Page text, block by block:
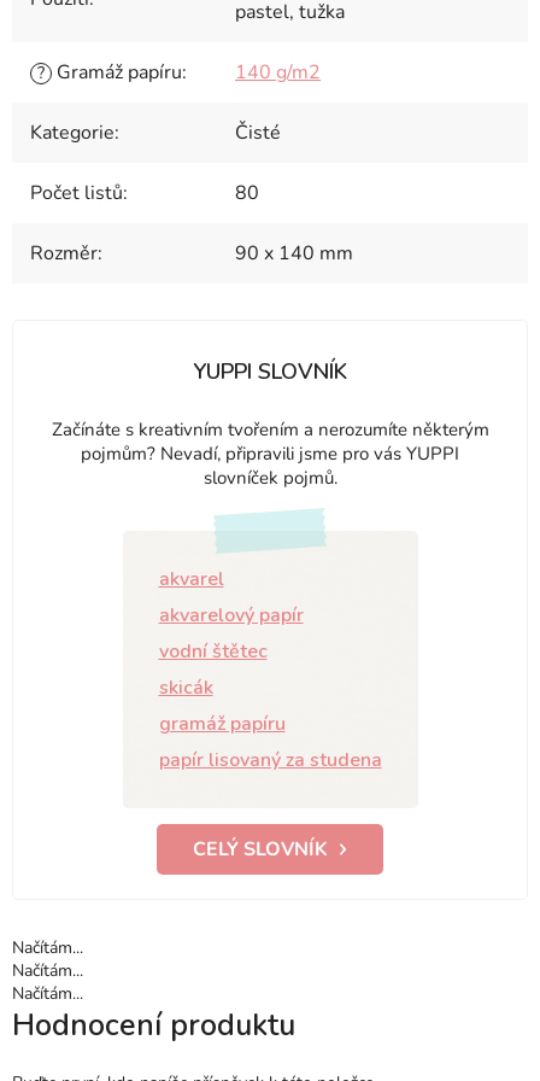
pastel, tužka
? Gramáž papíru: 140 g/m2
Kategorie: Čisté
Počet listů: 80
Rozměr: 90 x 140 mm
YUPPI SLOVNÍK
Začínáte s kreativním tvořením a nerozumíte některým
pojmům? Nevadí, připravili jsme pro vás YUPPI
slovníček pojmů.
akvarel
akvarelový papír
vodní štětec
skicák
gramáž papíru
papír lisovaný za studena
CELÝ SLOVNÍK
Načítám...
Načítám...
Načítám...
Hodnocení produktu